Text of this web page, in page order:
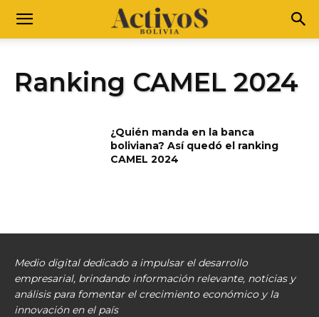
Ranking CAMEL 2024
¿Quién manda en la banca
boliviana? Así quedó el ranking
CAMEL 2024
Medio digital dedicado a impulsar el desarrollo
empresarial, brindando información relevante, noticias y
análisis para fomentar el crecimiento económico y la
innovación en el país